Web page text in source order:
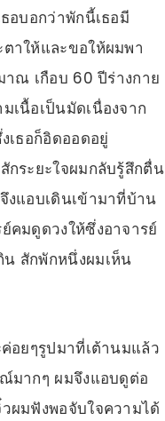
อบอกว่าพักนี้เธอมี
าให้และขอให้ผมพา
าณ เกือบ 60 ปีร่างกาย
เนื้อเป็นมัดเนื่องจาก
เธอก็อิดออดอยู่
กระยะใจผมกลับรู้สึกตื่น
งแอบเดินเข้ามาที่บ้าน
คมดูดวงให้ซึ่งอาจารย์
น สักพักหนึ่งผมเห็น
อยๆรูปมาที่เต้านมแล้ว
มากๆ ผมจึงแอบดูต่อ
ผมฟังพอจับใจความได้